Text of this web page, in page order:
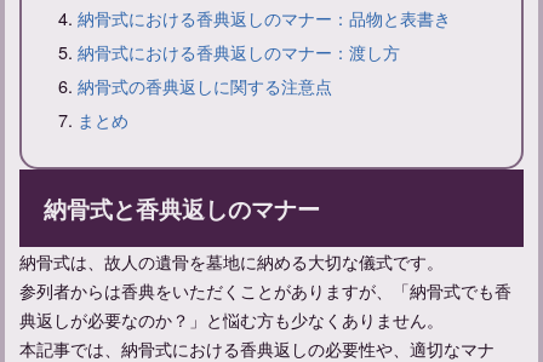
て
納骨式における香典返しのマナー：品物と表書き
納骨式における香典返しのマナー：渡し方
納骨式の香典返しに関する注意点
まとめ
納骨式と香典返しのマナー
納骨式は、故人の遺骨を墓地に納める大切な儀式です。
参列者からは香典をいただくことがありますが、「納骨式でも香
典返しが必要なのか？」と悩む方も少なくありません。
本記事では、納骨式における香典返しの必要性や、適切なマナ